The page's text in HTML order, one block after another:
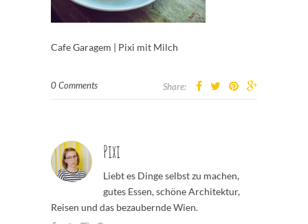
Cafe Garagem | Pixi mit Milch
0 Comments Share:
Pixi
Liebt es Dinge selbst zu machen,
gutes Essen, schöne Architektur,
Reisen und das bezaubernde Wien.